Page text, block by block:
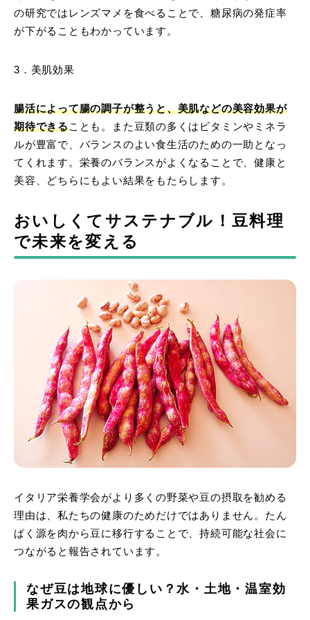
の研究ではレンズマメを食べることで、糖尿病の発症率
が下がることもわかっています。
3．美肌効果
腸活によって腸の調子が整うと、美肌などの美容効果が
期待できることも。また豆類の多くはビタミンやミネラ
ルが豊富で、バランスのよい食生活のための一助となっ
てくれます。栄養のバランスがよくなることで、健康と
美容、どちらにもよい結果をもたらします。
おいしくてサステナブル！豆料理
で未来を変える
イタリア栄養学会がより多くの野菜や豆の摂取を勧める
理由は、私たちの健康のためだけではありません。たん
ぱく源を肉から豆に移行することで、持続可能な社会に
つながると報告されています。
なぜ豆は地球に優しい？水・土地・温室効
果ガスの観点から